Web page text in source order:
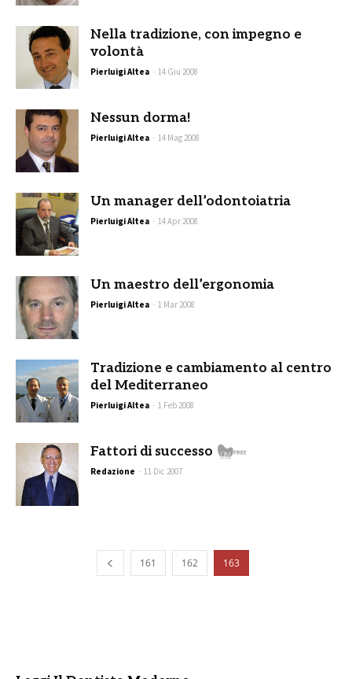
Nella tradizione, con impegno e
volontà
Pierluigi Altea - 14 Giu 2008
Nessun dorma!
Pierluigi Altea - 14 Mag 2008
Un manager dell’odontoiatria
Pierluigi Altea - 14 Apr 2008
Un maestro dell’ergonomia
Pierluigi Altea - 1 Mar 2008
Tradizione e cambiamento al centro
del Mediterraneo
Pierluigi Altea - 1 Feb 2008
Fattori di successo
Redazione - 11 Dic 2007
161 162 163